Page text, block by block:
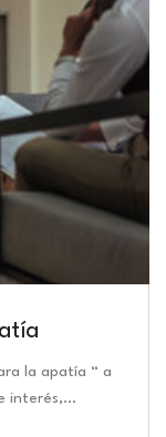
la apatía “ a
interés,…